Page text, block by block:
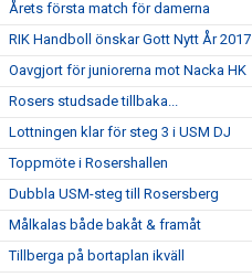
Årets första match för damerna
RIK Handboll önskar Gott Nytt År 2017
Oavgjort för juniorerna mot Nacka HK
Rosers studsade tillbaka...
Lottningen klar för steg 3 i USM DJ
Toppmöte i Rosershallen
Dubbla USM-steg till Rosersberg
Målkalas både bakåt & framåt
Tillberga på bortaplan ikväll